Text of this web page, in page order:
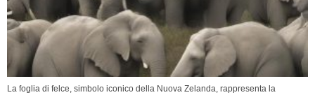
La foglia di felce, simbolo iconico della Nuova Zelanda, rappresenta la